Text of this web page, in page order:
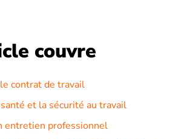
couvre
contrat de travail
et la sécurité au travail
entretien professionnel